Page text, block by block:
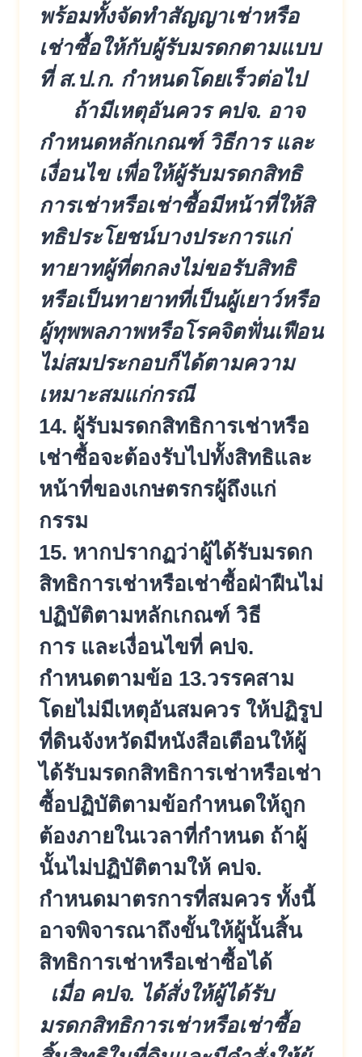
พร้อมทั้งจัดทำสัญญาเช่าหรือ
เช่าซื้อให้กับผู้รับมรดกตามแบบ
ที่ ส.ป.ก. กำหนดโดยเร็วต่อไป
ถ้ามีเหตุอันควร คปจ. อาจ
กำหนดหลักเกณฑ์ วิธีการ และ
เงื่อนไข เพื่อให้ผู้รับมรดกสิทธิ
การเช่าหรือเช่าซื้อมีหน้าที่ให้สิ
ทธิประโยชน์บางประการแก่
ทายาทผู้ที่ตกลงไม่ขอรับสิทธิ
หรือเป็นทายาทที่เป็นผู้เยาว์หรือ
ผู้ทุพพลภาพหรือโรคจิตฟั่นเฟือน
ไม่สมประกอบก็ได้ตามความ
เหมาะสมแก่กรณี
14. ผู้รับมรดกสิทธิการเช่าหรือ
เช่าซื้อจะต้องรับไปทั้งสิทธิและ
หน้าที่ของเกษตรกรผู้ถึงแก่
กรรม
15. หากปรากฏว่าผู้ได้รับมรดก
สิทธิการเช่าหรือเช่าซื้อฝ่าฝืนไม่
ปฏิบัติตามหลักเกณฑ์ วิธี
การ และเงื่อนไขที่ คปจ.
กำหนดตามข้อ 13.วรรคสาม
โดยไม่มีเหตุอันสมควร ให้ปฏิรูป
ที่ดินจังหวัดมีหนังสือเตือนให้ผู้
ได้รับมรดกสิทธิการเช่าหรือเช่า
ซื้อปฏิบัติตามข้อกำหนดให้ถูก
ต้องภายในเวลาที่กำหนด ถ้าผู้
นั้นไม่ปฏิบัติตามให้ คปจ.
กำหนดมาตรการที่สมควร ทั้งนี้
อาจพิจารณาถึงขั้นให้ผู้นั้นสิ้น
สิทธิการเช่าหรือเช่าซื้อได้
เมื่อ คปจ. ได้สั่งให้ผู้ได้รับ
มรดกสิทธิการเช่าหรือเช่าซื้อ